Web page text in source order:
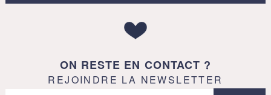
ON RESTE EN CONTACT ?
REJOINDRE LA NEWSLETTER